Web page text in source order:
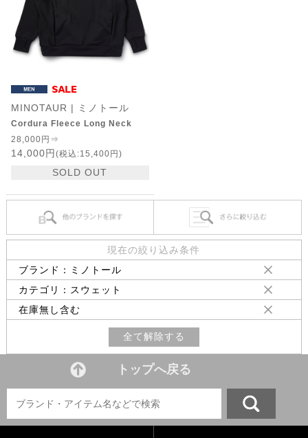
MINOTAUR | ミノトール
Cordura Fleece Long Neck
28,000円⇒
14,000円 (税込:15,400円)
SOLD OUT
現在の絞り込み条件
ブランド：ミノトール
カテゴリ：スウェット
在庫無し含む
全て解除する
トップへ戻る